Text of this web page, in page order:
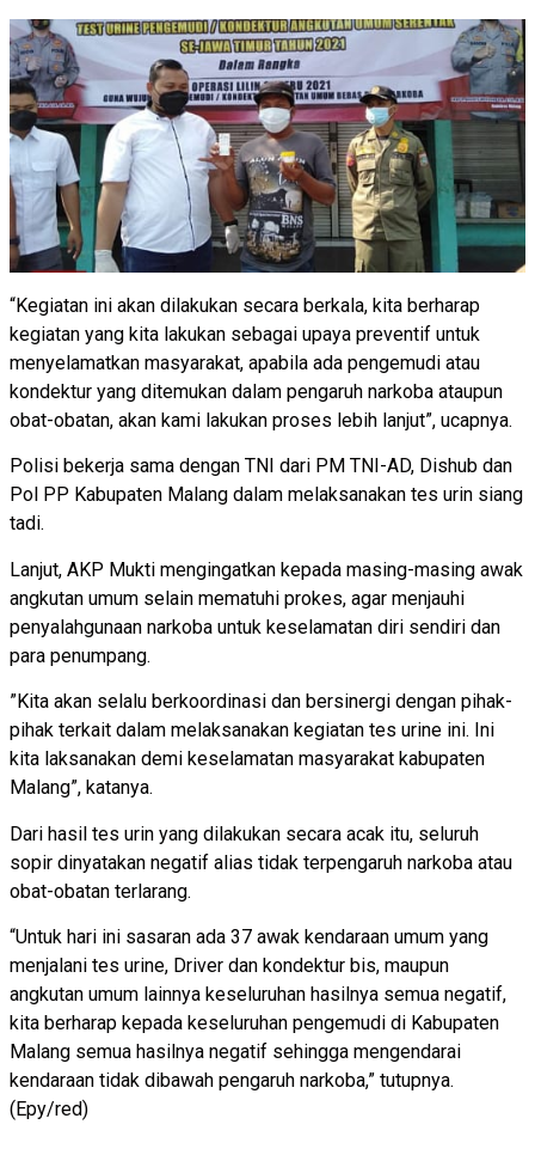
“Kegiatan ini akan dilakukan secara berkala, kita berharap
kegiatan yang kita lakukan sebagai upaya preventif untuk
menyelamatkan masyarakat, apabila ada pengemudi atau
kondektur yang ditemukan dalam pengaruh narkoba ataupun
obat-obatan, akan kami lakukan proses lebih lanjut”, ucapnya.
Polisi bekerja sama dengan TNI dari PM TNI-AD, Dishub dan
Pol PP Kabupaten Malang dalam melaksanakan tes urin siang
tadi.
Lanjut, AKP Mukti mengingatkan kepada masing-masing awak
angkutan umum selain mematuhi prokes, agar menjauhi
penyalahgunaan narkoba untuk keselamatan diri sendiri dan
para penumpang.
”Kita akan selalu berkoordinasi dan bersinergi dengan pihak-
pihak terkait dalam melaksanakan kegiatan tes urine ini. Ini
kita laksanakan demi keselamatan masyarakat kabupaten
Malang”, katanya.
Dari hasil tes urin yang dilakukan secara acak itu, seluruh
sopir dinyatakan negatif alias tidak terpengaruh narkoba atau
obat-obatan terlarang.
“Untuk hari ini sasaran ada 37 awak kendaraan umum yang
menjalani tes urine, Driver dan kondektur bis, maupun
angkutan umum lainnya keseluruhan hasilnya semua negatif,
kita berharap kepada keseluruhan pengemudi di Kabupaten
Malang semua hasilnya negatif sehingga mengendarai
kendaraan tidak dibawah pengaruh narkoba,” tutupnya.
(Epy/red)